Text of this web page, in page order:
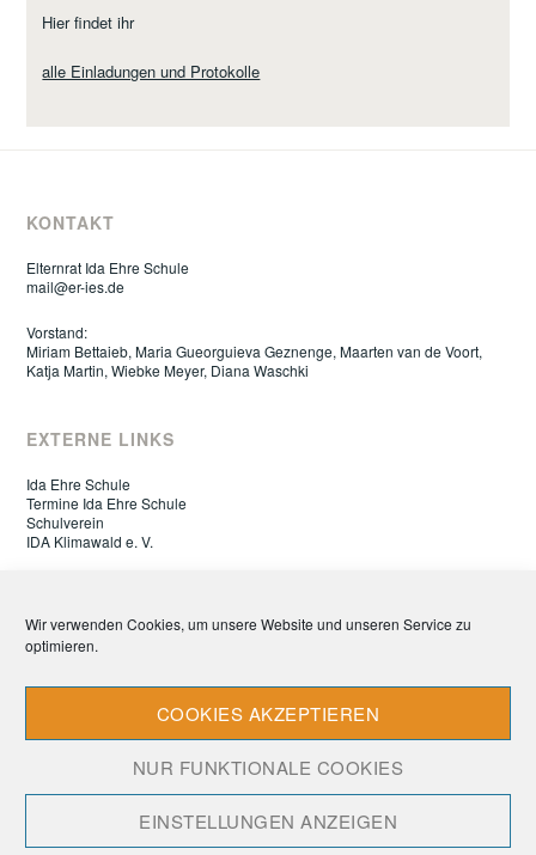
Wir verwenden Cookies, um unsere Website und unseren Service zu
optimieren.
COOKIES AKZEPTIEREN
NUR FUNKTIONALE COOKIES
EINSTELLUNGEN ANZEIGEN
Hier findet ihr
alle Einladungen und Protokolle
KONTAKT
Elternrat Ida Ehre Schule
mail@er-ies.de
Vorstand:
Miriam Bettaieb, Maria Gueorguieva Geznenge, Maarten van de Voort,
Katja Martin, Wiebke Meyer, Diana Waschki
EXTERNE LINKS
Ida Ehre Schule
Termine Ida Ehre Schule
Schulverein
IDA Klimawald e. V.
Datenschutz
Cookie-Richtlinie (EU)